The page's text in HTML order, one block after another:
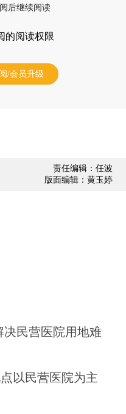
后继续阅读
的阅读权限
/会员升级
责任编辑：任波
版面编辑：黄玉婷
民营医院用地难
以民营医院为主